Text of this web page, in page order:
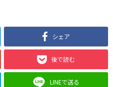
シェア
後で読む
LINEで送る